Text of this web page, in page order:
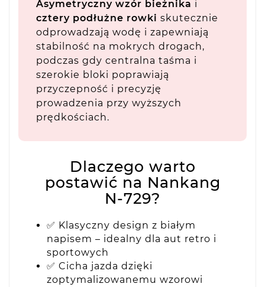
Asymetryczny wzór bieżnika i
cztery podłużne rowki skutecznie
odprowadzają wodę i zapewniają
stabilność na mokrych drogach,
podczas gdy centralna taśma i
szerokie bloki poprawiają
przyczepność i precyzję
prowadzenia przy wyższych
prędkościach.
Dlaczego warto
postawić na Nankang
N-729?
✅ Klasyczny design z białym
napisem – idealny dla aut retro i
sportowych
✅ Cicha jazda dzięki
zoptymalizowanemu wzorowi